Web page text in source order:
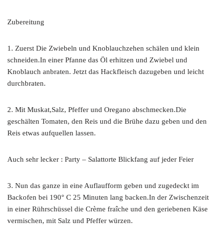
Zubereitung
1. Zuerst Die Zwiebeln und Knoblauchzehen schälen und klein
schneiden.In einer Pfanne das Öl erhitzen und Zwiebel und
Knoblauch anbraten. Jetzt das Hackfleisch dazugeben und leicht
durchbraten.
2. Mit Muskat,Salz, Pfeffer und Oregano abschmecken.Die
geschälten Tomaten, den Reis und die Brühe dazu geben und den
Reis etwas aufquellen lassen.
Auch sehr lecker : Party – Salattorte Blickfang auf jeder Feier
3. Nun das ganze in eine Auflaufform geben und zugedeckt im
Backofen bei 190° C 25 Minuten lang backen.In der Zwischenzeit
in einer Rührschüssel die Crème fraîche und den geriebenen Käse
vermischen, mit Salz und Pfeffer würzen.